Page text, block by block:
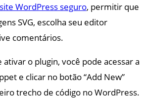
site WordPress seguro, permitir que
SVG, escolha seu editor
comentários.
ativar o plugin, você pode acessar a
e clicar no botão “Add New”
trecho de código no WordPress.